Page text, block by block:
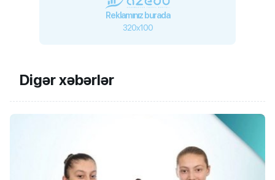
Reklamınız burada
320x100
Digər xəbərlər